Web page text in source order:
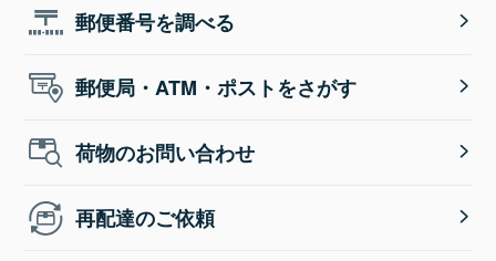
郵便番号を調べる
郵便局・ATM・ポストをさがす
荷物のお問い合わせ
再配達のご依頼